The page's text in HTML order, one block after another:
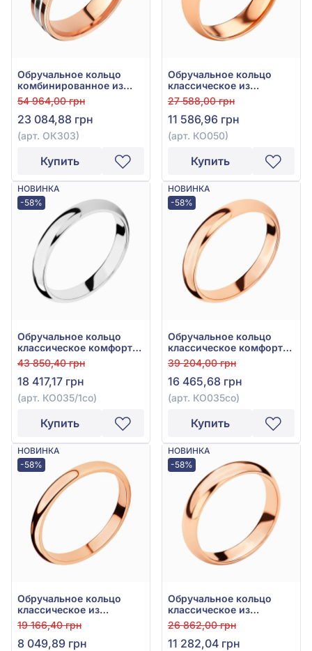
Обручальное кольцо
комбинированное из
красно-белого золота
585° без вставки, арт.
ОК303
54 964,00 грн
23 084,88 грн
(арт. ОК303)
Купить
Обручальное кольцо
классическое из
красного золота 585°,
без вставки, арт. КО050
27 588,00 грн
11 586,96 грн
(арт. КО050)
Купить
НОВИНКА
-58%
Обручальное кольцо
классическое комфорт
из белого золота 585°,
без вставки, арт.
КО035/1со
43 850,40 грн
18 417,17 грн
(арт. КО035/1со)
Купить
НОВИНКА
-58%
Обручальное кольцо
классическое комфорт
из красного золота 585°
без вставки, арт.
КО035со
39 204,00 грн
16 465,68 грн
(арт. КО035со)
Купить
НОВИНКА
-58%
Обручальное кольцо
классическое из
красного золота 585°,
без вставки, арт. КО025
19 166,40 грн
8 049,89 грн
НОВИНКА
-58%
Обручальное кольцо
классическое из
красного золота 585°,
без вставки, арт. КО035
26 862,00 грн
11 282,04 грн